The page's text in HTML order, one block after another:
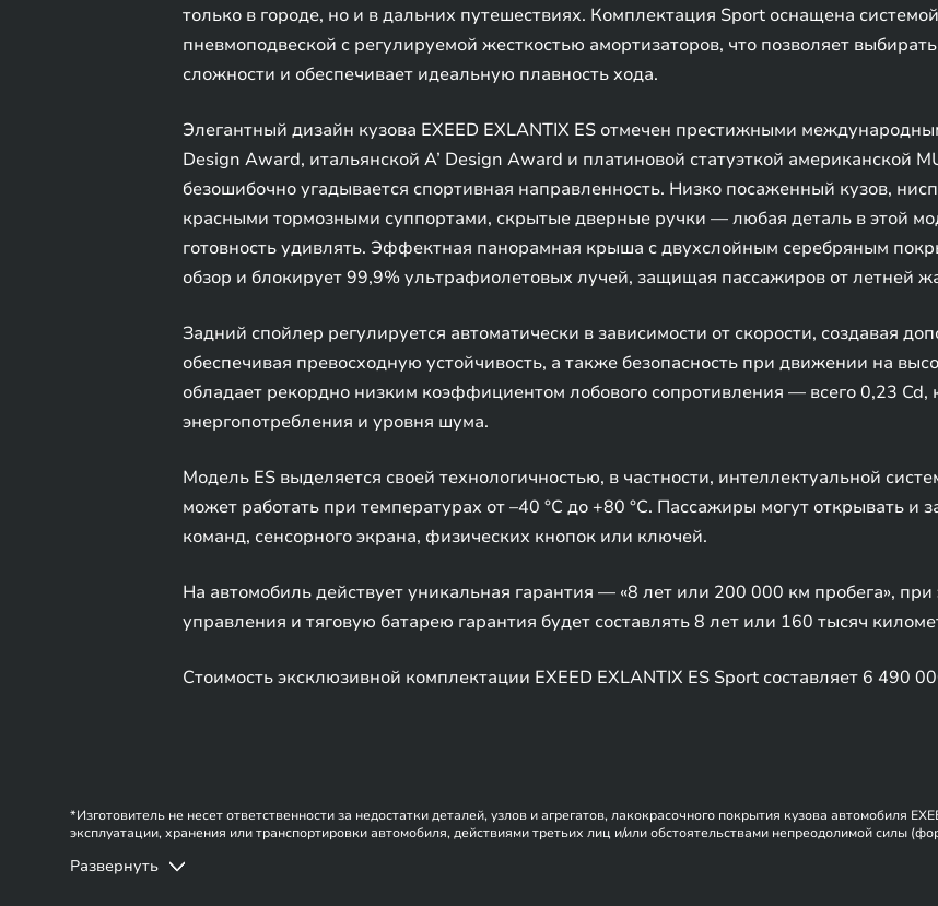
только в городе, но и в дальних путешествиях. Комплектация Sport оснащена
пневмоподвеской c регулируемой жесткостью амортизаторов, что позволяет
сложности и обеспечивает идеальную плавность хода.
Элегантный дизайн кузова EXEED EXLANTIX ES отмечен престижными
Design Award, итальянской A’ Design Award и платиновой статуэткой американской
безошибочно угадывается спортивная направленность. Низко посаженный кузов,
красными тормозными суппортами, скрытые дверные ручки — любая деталь в этой
готовность удивлять. Эффектная панорамная крыша с двухслойным серебряным
обзор и блокирует 99,9% ультрафиолетовых лучей, защищая пассажиров от летней
Задний спойлер регулируется автоматически в зависимости от скорости, создавая
обеспечивая превосходную устойчивость, а также безопасность при движении на
обладает рекордно низким коэффициентом лобового сопротивления — всего 0,23 Cd,
энергопотребления и уровня шума.
Модель ES выделяется своей технологичностью, в частности, интеллектуальной
может работать при температурах от –40 °C до +80 °C. Пассажиры могут открывать
команд, сенсорного экрана, физических кнопок или ключей.
На автомобиль действует уникальная гарантия — «8 лет или 200 000 км пробега»,
управления и тяговую батарею гарантия будет составлять 8 лет или 160 тысяч
Стоимость эксклюзивной комплектации EXEED EXLANTIX ES Sport составляет 6 490
*Изготовитель не несет ответственности за недостатки деталей, узлов и агрегатов, лакокрасочного покрытия кузова автомобиля
эксплуатации, хранения или транспортировки автомобиля, действиями третьих лиц и/или обстоятельствами непреодолимой силы
сервисной книжке. Изготовитель оставляет за собой право внесения изменений в гарантийную политику без предварительного
Развернуть